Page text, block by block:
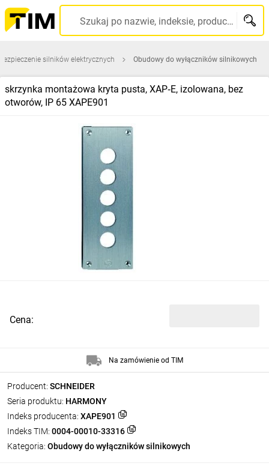
Szukaj po nazwie, indeksie, producencie, kodzie kreskowym...
silników elektrycznych Obudowy do wyłączników silnikowych
skrzynka montażowa kryta pusta, XAP‑E, izolowana, bez
otworów, IP 65 XAPE901
Producent: SCHNEIDER
Seria produktu: HARMONY
Indeks producenta: XAPE901
Indeks TIM: 0004-00010-33316
Kategoria: Obudowy do wyłączników silnikowych
Cena:
Na zamówienie od TIM